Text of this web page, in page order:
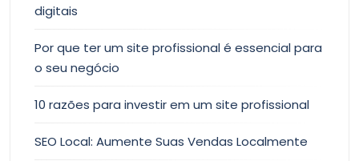
digitais
Por que ter um site profissional é essencial para
o seu negócio
10 razões para investir em um site profissional
SEO Local: Aumente Suas Vendas Localmente